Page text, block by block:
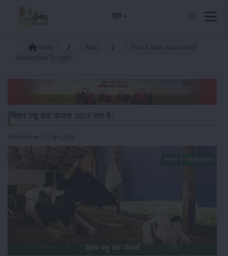
हिंदी
Published on: 23-Apr-2024
बिहार पशु शेड योजना